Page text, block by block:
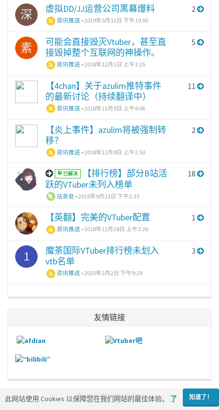
深 虚拟DD/JJ运营公司黑幕爆料
资讯推送 •2019年5月13日 下午10:00
2
素
可能会直接毁灭Vtuber，甚至直
接毁掉整个互联网的神操作。
资讯推送 •2018年12月1日 上午3:25
5
【4chan】关于azulim推特事件
的最新讨论（持续翻译中）
资讯推送 •2018年11月9日 上午6:06
11
【炎上事件】azulim将被强制转
移？
资讯推送 •2018年11月8日 上午2:50
2
已解决
【排行榜】部分B站活
跃的VTuber未列入榜单
站务处 •2019年9月13日 下午2:35
18
【英翻】完美的VTuber配置
资讯推送 •2018年11月28日 上午3:26
1
1
魔茶国际VTuber排行榜未划入
vtb名单
资讯推送 •2020年2月2日 下午9:29
3
友情链接
Powered byMagicTea 知道了！
此网站使用 Cookies 以保障您在我们网站的最佳体验。 了